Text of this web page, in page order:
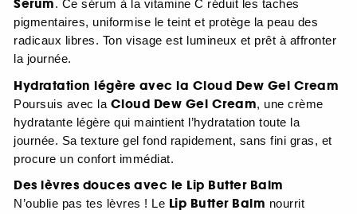
Serum. Ce sérum à la vitamine C réduit les taches
pigmentaires, uniformise le teint et protège la peau des
radicaux libres. Ton visage est lumineux et prêt à affronter
la journée.
Hydratation légère avec la Cloud Dew Gel Cream
Poursuis avec la Cloud Dew Gel Cream, une crème
hydratante légère qui maintient l’hydratation toute la
journée. Sa texture gel fond rapidement, sans fini gras, et
procure un confort immédiat.
Des lèvres douces avec le Lip Butter Balm
N’oublie pas tes lèvres ! Le Lip Butter Balm nourrit